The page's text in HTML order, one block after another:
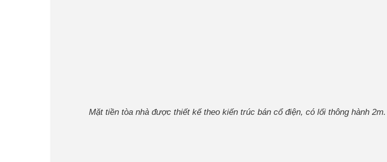
Mặt tiền tòa nhà được thiết kế theo kiến trúc bán cổ điện, có lối thông hành 2m.